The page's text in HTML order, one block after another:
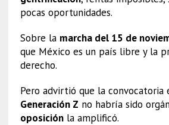
pocas oportunidades.
Sobre la marcha del 15 de
que México es un país libre y la
derecho.
Pero advirtió que la convocatoria
Generación Z no habría sido
oposiciónla amplificó.